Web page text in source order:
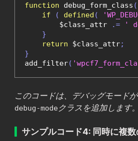
function debug_form_class (
if
( defined (
        $class_attr
.= '
}
return $class_attr;
}
add_filter(
このコードは、デバッグモード
debug-modeクラスを追加します。
サンプルコード4: 同時に複